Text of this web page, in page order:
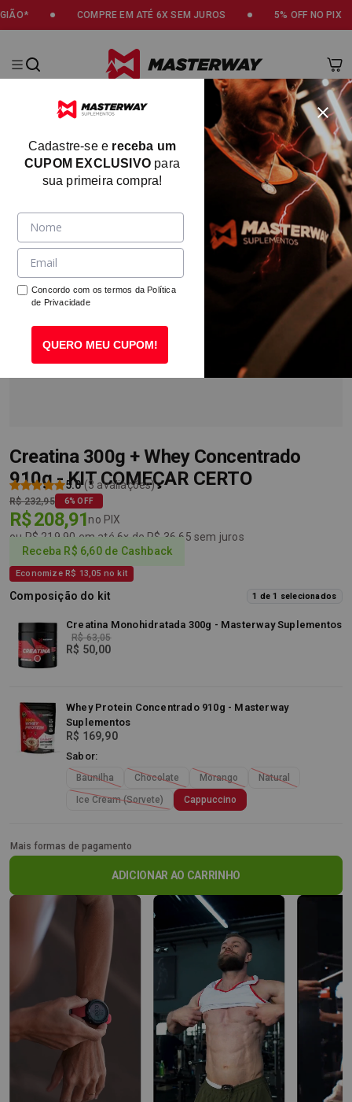
COMPRE EM ATÉ 6X SEM JUROS 5% OFF NO PIX 3%
Creatina 300g + Whey Concentrado
910g - KIT COMEÇAR CERTO
5.0(3 avaliações)
R$ 232,95 6% OFF
R$ 208,91no PIX
ou R$ 219,90 em até 6x de R$ 36,65 sem juros
Receba R$ 6,60 de Cashback
Economize R$ 13,05 no kit
Composição do kit 1 de 1 selecionados
Creatina Monohidratada 300g - Masterway Suplementos
R$ 63,05
R$ 50,00
Whey Protein Concentrado 910g - Masterway
Suplementos
R$ 169,90
Sabor:
Baunilha Chocolate Morango
Natural
Ice Cream (Sorvete)
Cappuccino
Mais formas de pagamento
ADICIONAR AO CARRINHO
Cadastre-se e receba um
CUPOM EXCLUSIVO para
sua primeira compra!
Concordo com os termos da Política
de Privacidade
QUERO MEU CUPOM!